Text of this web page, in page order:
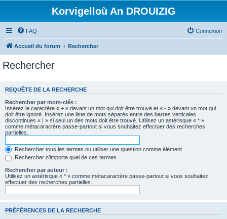
Korvigelloù An DROUIZIG
FAQ Connexion
Accueil du forum Rechercher
Rechercher
REQUÊTE DE LA RECHERCHE
Rechercher par mots-clés :
Insérez le caractère « + » devant un mot qui doit être trouvé et « - » devant un mot qui
doit être ignoré. Insérez une liste de mots séparés entre des barres verticales
discontinues « | » si seul un des mots doit être trouvé. Utilisez un astérisque « * »
comme métacaractère passe-partout si vous souhaitez effectuer des recherches
partielles.
Rechercher tous les termes ou utiliser une question comme élément
Rechercher n’importe quel de ces termes
Rechercher par auteur :
Utilisez un astérisque « * » comme métacaractère passe-partout si vous souhaitez
effectuer des recherches partielles.
PRÉFÉRENCES DE LA RECHERCHE